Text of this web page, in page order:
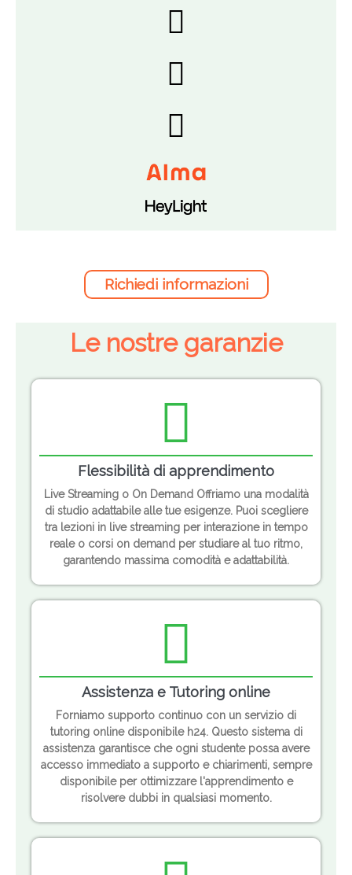
Richiedi informazioni
Le nostre garanzie
Flessibilità di apprendimento
Live Streaming o On Demand Offriamo una modalità
di studio adattabile alle tue esigenze. Puoi scegliere
tra lezioni in live streaming per interazione in tempo
reale o corsi on demand per studiare al tuo ritmo,
garantendo massima comodità e adattabilità.
Assistenza e Tutoring online
Forniamo supporto continuo con un servizio di
tutoring online disponibile h24. Questo sistema di
assistenza garantisce che ogni studente possa avere
accesso immediato a supporto e chiarimenti, sempre
disponibile per ottimizzare l'apprendimento e
risolvere dubbi in qualsiasi momento.